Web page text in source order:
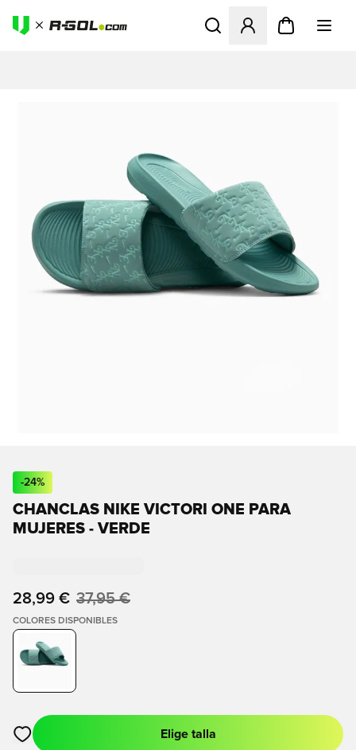
Abre un modal para iniciar
-24%
CHANCLAS NIKE VICTORI ONE PARA
MUJERES - VERDE
28,99 € 37,95 €
COLORES DISPONIBLES
Abre un modal para iniciar sesión o registrarse como miembro
Elige talla